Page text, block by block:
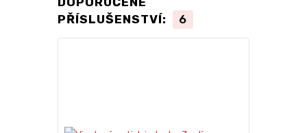
PŘÍSLUŠENSTVÍ:
6